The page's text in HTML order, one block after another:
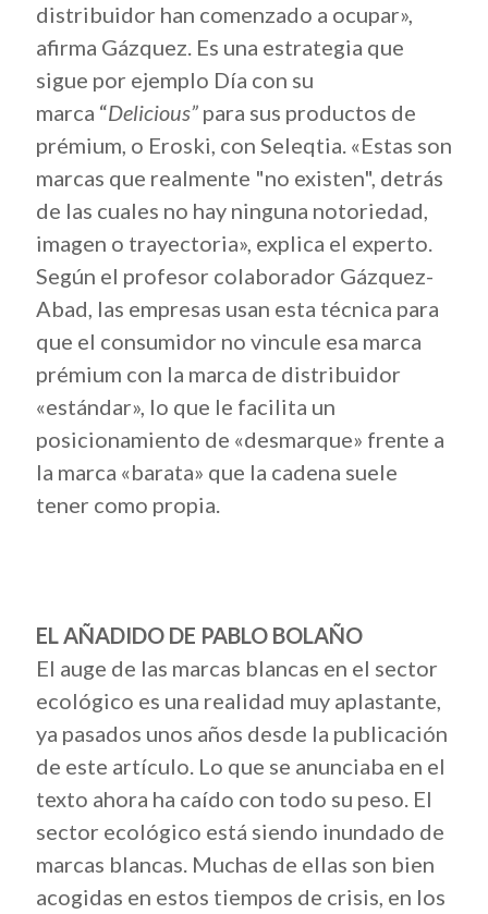
distribuidor han comenzado a ocupar»,
afirma Gázquez. Es una estrategia que
sigue por ejemplo Día con su
marca “Delicious” para sus productos de
prémium, o Eroski, con Seleqtia. «Estas son
marcas que realmente "no existen", detrás
de las cuales no hay ninguna notoriedad,
imagen o trayectoria», explica el experto.
Según el profesor colaborador Gázquez-
Abad, las empresas usan esta técnica para
que el consumidor no vincule esa marca
prémium con la marca de distribuidor
«estándar», lo que le facilita un
posicionamiento de «desmarque» frente a
la marca «barata» que la cadena suele
tener como propia.
EL AÑADIDO DE PABLO BOLAÑO
El auge de las marcas blancas en el sector
ecológico es una realidad muy aplastante,
ya pasados unos años desde la publicación
de este artículo. Lo que se anunciaba en el
texto ahora ha caído con todo su peso. El
sector ecológico está siendo inundado de
marcas blancas. Muchas de ellas son bien
acogidas en estos tiempos de crisis, en los